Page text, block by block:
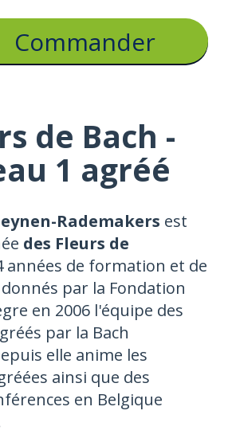
Commander
de Bach -
1 agréé
Rademakers est
des Fleurs de
années de formation et de
par la Fondation
en 2006 l'équipe des
par la Bach
elle anime les
ainsi que des
en Belgique